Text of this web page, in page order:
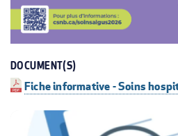
DOCUMENT(S)
Fiche informative - Soins